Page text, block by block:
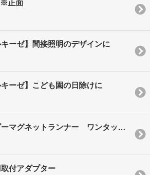
正面
キーゼ】間接照明のデザインに
キーゼ】こども園の日除けに
ベンダーマグネットランナー ワンタッチタイプ
付アダプター